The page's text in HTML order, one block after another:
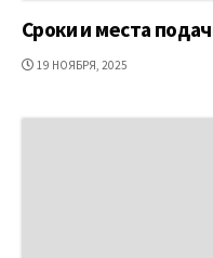
Сроки и места
ДАТА
19 НОЯБРЯ, 2025